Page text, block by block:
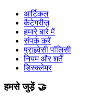
आर्टिकल
कैटेगरीज़
हमारे बारे में
संपर्क करें
प्राइवेसी पॉलिसी
नियम और शर्तें
डिस्क्लेमर
हमसे जुड़ें 🤝